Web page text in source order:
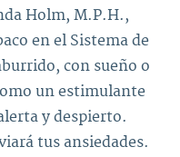
Holm, M.P.H.,
en el Sistema de
con sueño o
un estimulante
y despierto.
tus ansiedades.